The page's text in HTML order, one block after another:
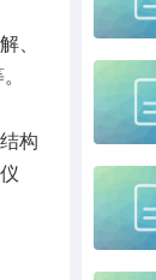
、
构